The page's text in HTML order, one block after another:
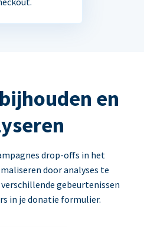
en
drop-offs in het
door analyses te
gebeurtenissen
in je donatie formulier.